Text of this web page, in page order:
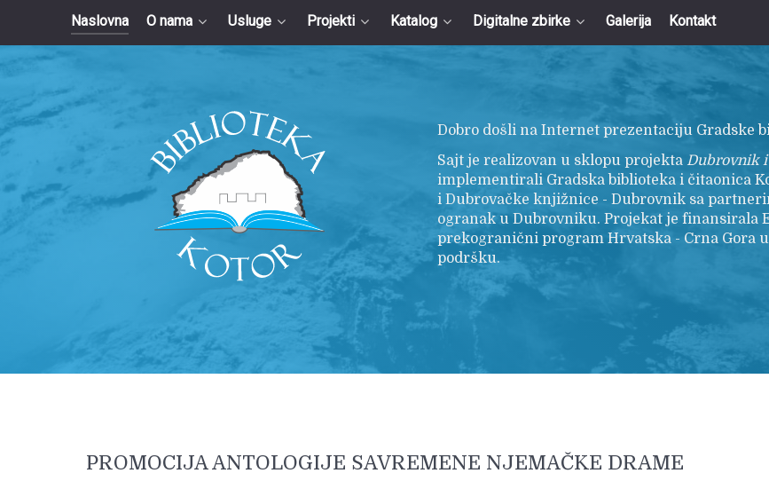
Naslovna O nama Usluge Projekti Katalog Digitalne zbirke Galerija Kontakt
Dobro došli na Internet prezentaciju Gradske
Sajt je realizovan u sklopu projekta Dubrovnik
implementirali Gradska biblioteka i čitaonica
i Dubrovačke knjižnice - Dubrovnik sa
ogranak u Dubrovniku. Projekat je finansirala
prekogranični program Hrvatska - Crna
podršku.
PROMOCIJA ANTOLOGIJE SAVREMENE NJEMAČKE DRAME